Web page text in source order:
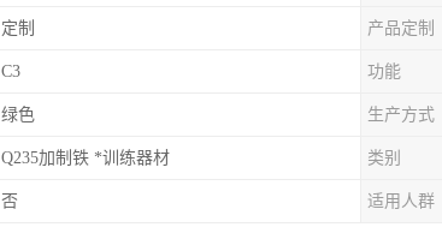
定制 产品定制
C3 功能
绿色 生产方式
Q235加制铁 *训练器材 类别
否 适用人群